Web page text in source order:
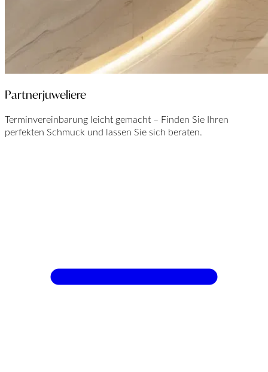
Partnerjuweliere
Terminvereinbarung leicht gemacht – Finden Sie Ihren
perfekten Schmuck und lassen Sie sich beraten.